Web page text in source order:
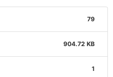
79
904.72 KB
1